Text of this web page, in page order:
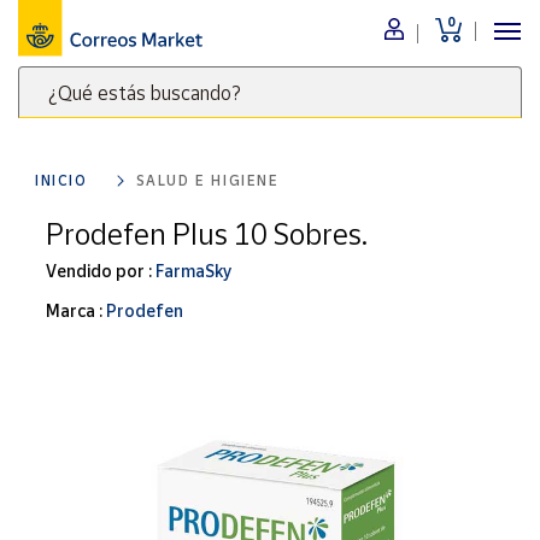
0
¿Qué estás buscando?
clave
para
buscar
productos
Menú
Nuestro
catálogo
Alimentación
Bebidas
Ocio y cultura
Juguetes y
INICIO SALUD E HIGIENE
Prodefen Plus 10 Sobres.
Vendido por : FarmaSky
Marca : Prodefen